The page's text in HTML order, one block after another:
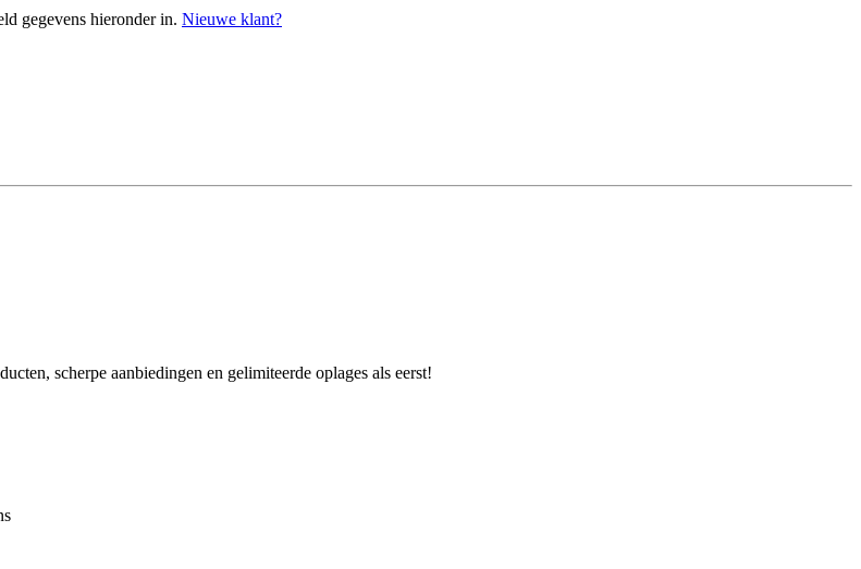
gegevens hieronder in. Nieuwe klant?
scherpe aanbiedingen en gelimiteerde oplages als eerst!